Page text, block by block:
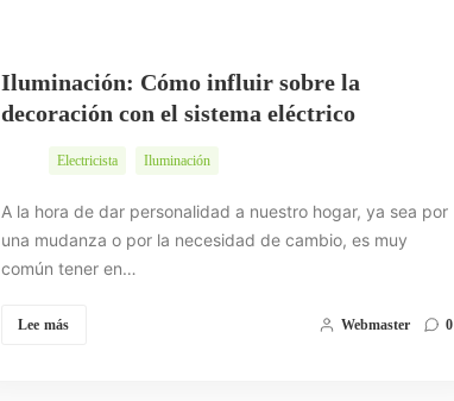
Iluminación: Cómo influir sobre la
decoración con el sistema eléctrico
Electricista Iluminación
A la hora de dar personalidad a nuestro hogar, ya sea por
una mudanza o por la necesidad de cambio, es muy
común tener en…
Lee más Webmaster 0